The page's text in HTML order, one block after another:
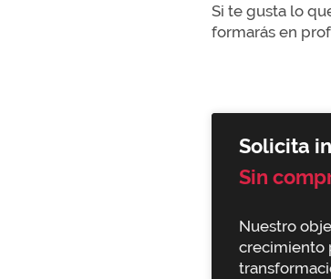
Si te gusta lo
formarás en
Solicita
Sin
Nuestro
crecimiento